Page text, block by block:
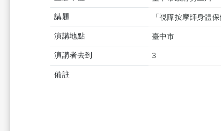
講題 「視障按摩師身體
演講地點 臺中市
演講者去到 3
備註